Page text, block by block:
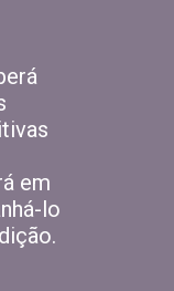
em
lo